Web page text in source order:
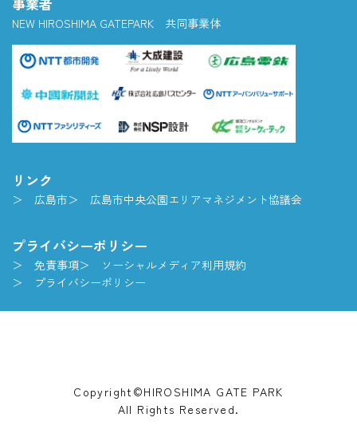
NEW HIROSHIMA GATEPARK 共同事業体
リンク
広島市 広島市中央公園エリアマネジメント協議会
プライバシーポリシー
免責事項
ソーシャルメディア利用規約
プライバシーポリシー
Copyright©HIROSHIMA GATE PARK
All Rights Reserved.